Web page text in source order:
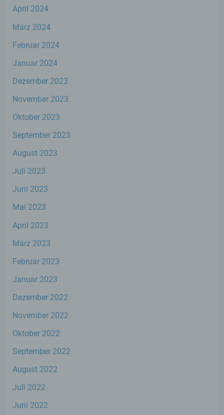
April 2024
März 2024
Februar 2024
Januar 2024
Dezember 2023
November 2023
Oktober 2023
September 2023
August 2023
Juli 2023
Juni 2023
Mai 2023
April 2023
März 2023
Februar 2023
Januar 2023
Dezember 2022
November 2022
Oktober 2022
September 2022
August 2022
Juli 2022
Juni 2022
Einschränkung der Verarbeitung ist die
Markierung gespeicherter
personenbezogener Daten mit dem Ziel,
e) Profiling
Verarbeitung personenbezogener Daten,
Aspekte, die sich auf eine natürliche Person
wirtschaftlicher Lage, Gesundheit,
persönlicher Vorlieben, Interessen,
Zuverlässigkeit, Verhalten, Aufenthaltsort
zu analysieren oder vorherzusagen.
f) Pseudonymisierung
Pseudonymisierung ist die Verarbeitung
auf welche die personenbezogenen Daten
Informationen nicht mehr einer spezifischen
betroffenen Person zugeordnet werden
können, sofern diese zusätzlichen
organisatorischen Maßnahmen unterliegen,